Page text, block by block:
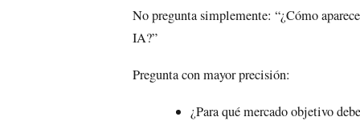
No pregunta simplemente: “¿Cómo
IA?”
Pregunta con mayor precisión:
¿Para qué mercado objetivo